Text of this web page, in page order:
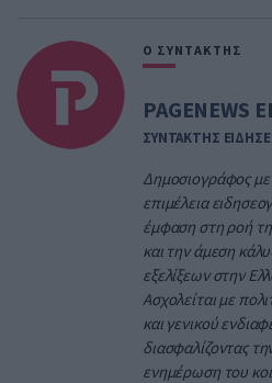
Ο ΣΥΝΤΑΚΤΗΣ
PAGENEWS
ΣΥΝΤΑΚΤΗΣ
Δημοσιογράφος με
επιμέλεια
έμφαση στη ροή
και την άμεση
εξελίξεων στην
Ασχολείται με
και γενικού
διασφαλίζοντας
ενημέρωση του